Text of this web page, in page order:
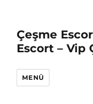
Çeşme
Escort – Vip
MENÜ